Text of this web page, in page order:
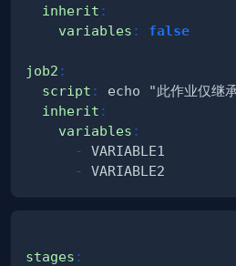
inherit :
variables : false
job2 :
script :
inherit :
variables :
-
-
stages :